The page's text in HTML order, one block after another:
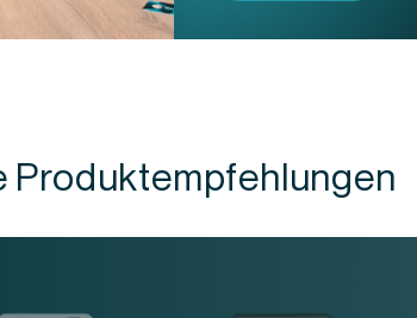
Produktempfehlungen